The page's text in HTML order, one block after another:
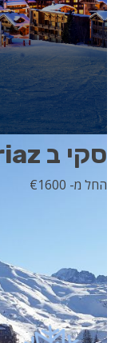
סקי ב Avoriaz
החל מ- 1600 €